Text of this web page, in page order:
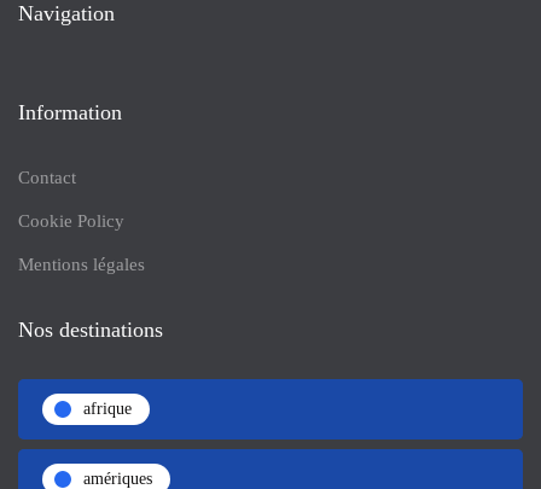
Navigation
Information
Contact
Cookie Policy
Mentions légales
Nos destinations
afrique
amériques